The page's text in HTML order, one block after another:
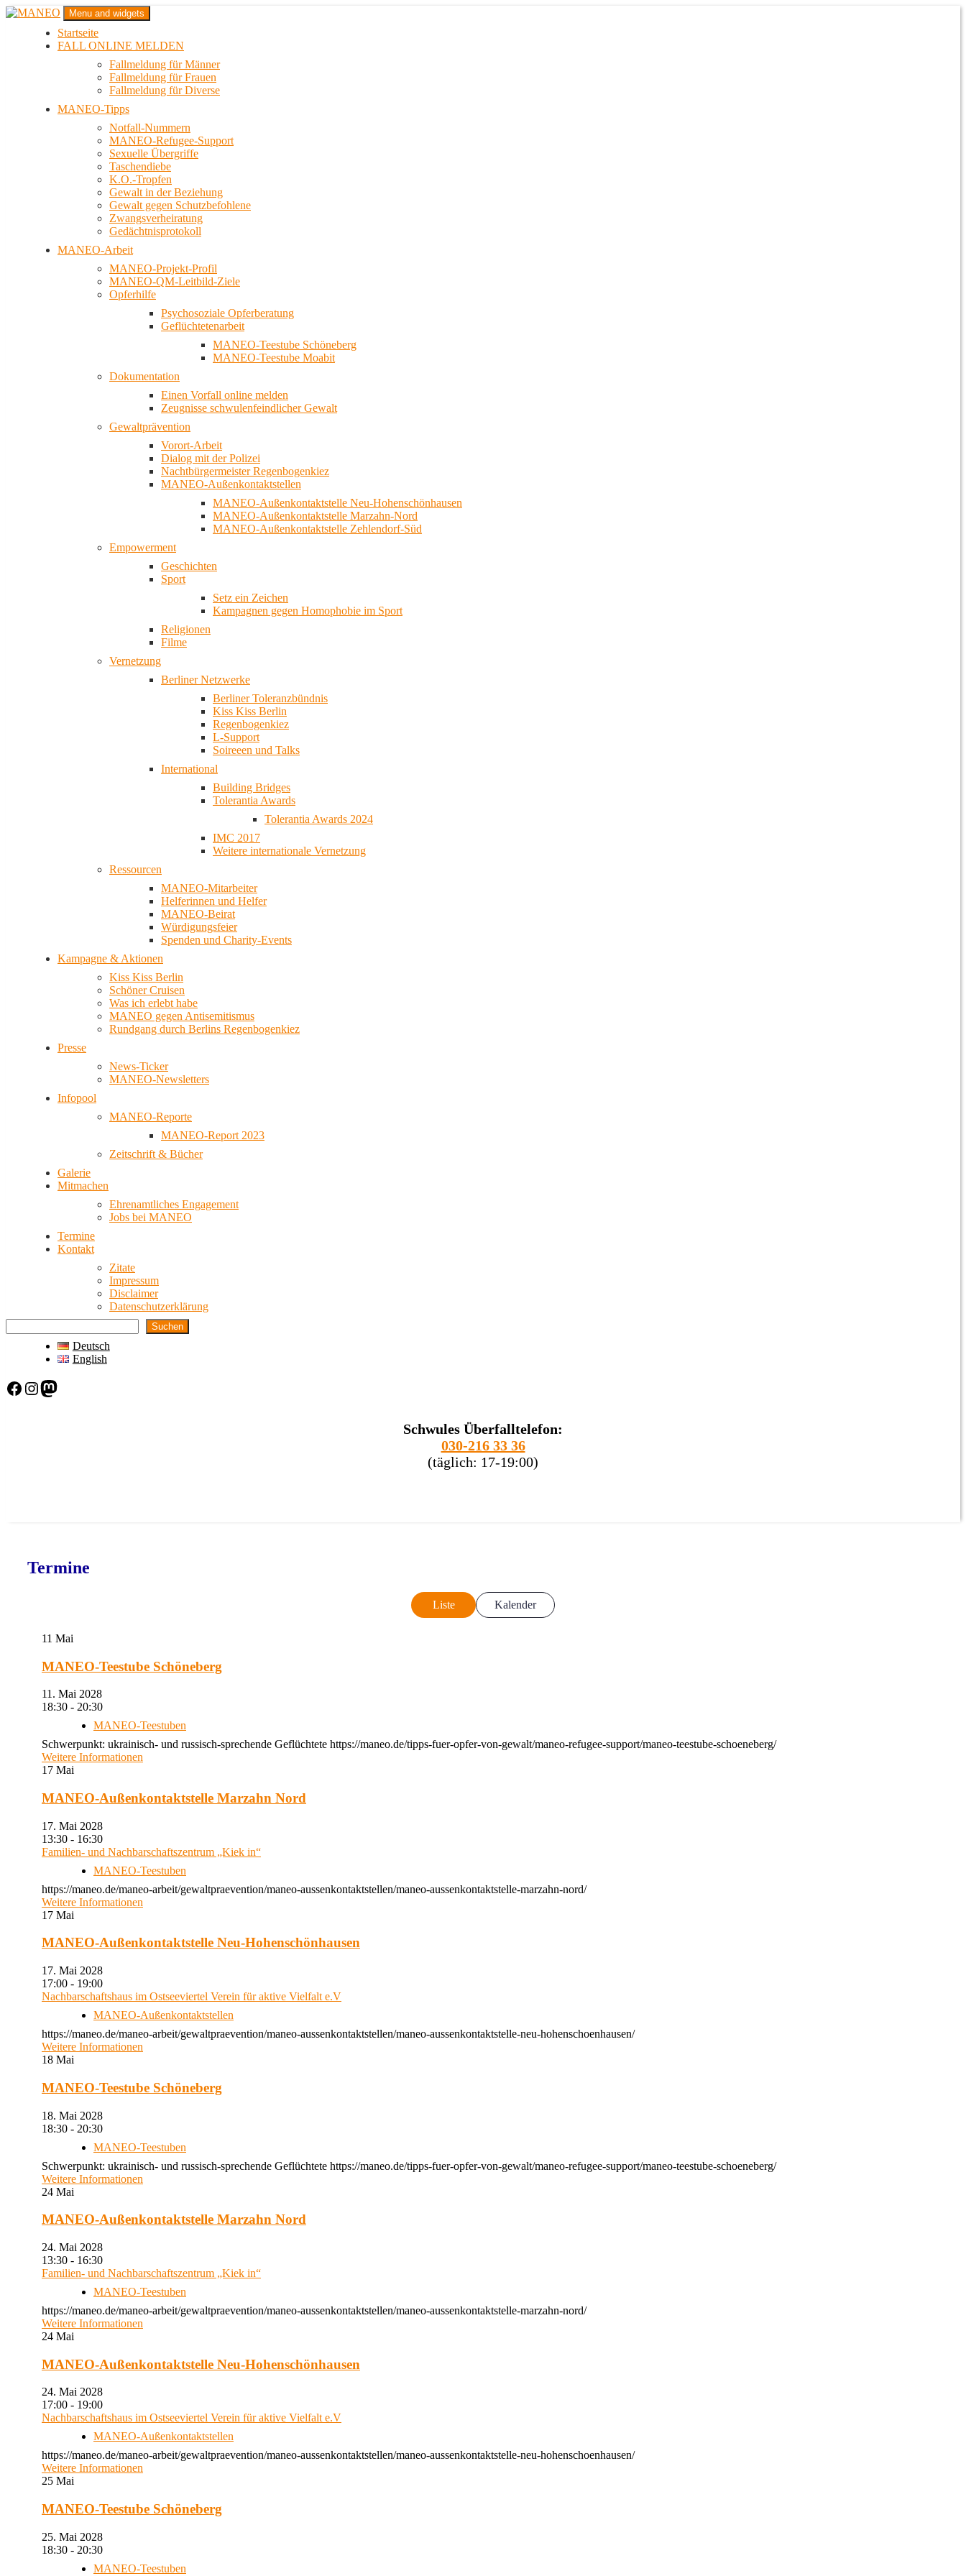
Zum
MANEO
Das schwule Anti-Gewalt-Projekt in Berlin
Menu and widgets
Startseite
FALL ONLINE MELDEN
Fallmeldung für Männer
Fallmeldung für Frauen
Fallmeldung für Diverse
MANEO-Tipps
Notfall-Nummern
MANEO-Refugee-Support
Sexuelle Übergriffe
Taschendiebe
K.O.-Tropfen
Gewalt in der Beziehung
Gewalt gegen Schutzbefohlene
Zwangsverheiratung
Gedächtnisprotokoll
MANEO-Arbeit
MANEO-Projekt-Profil
MANEO-QM-Leitbild-Ziele
Opferhilfe
Psychosoziale Opferberatung
Geflüchtetenarbeit
MANEO-Teestube Schöneberg
MANEO-Teestube Moabit
Dokumentation
Einen Vorfall online melden
Zeugnisse schwulenfeindlicher Gewalt
Gewaltprävention
Vorort-Arbeit
Dialog mit der Polizei
Nachtbürgermeister Regenbogenkiez
MANEO-Außenkontaktstellen
MANEO-Außenkontaktstelle Neu-Hohenschönhausen
MANEO-Außenkontaktstelle Marzahn-Nord
MANEO-Außenkontaktstelle Zehlendorf-Süd
Empowerment
Geschichten
Sport
Setz ein Zeichen
Kampagnen gegen Homophobie im Sport
Religionen
Filme
Vernetzung
Berliner Netzwerke
Berliner Toleranzbündnis
Kiss Kiss Berlin
Regenbogenkiez
L-Support
Soireeen und Talks
International
Building Bridges
Tolerantia Awards
Tolerantia Awards 2024
IMC 2017
Weitere internationale Vernetzung
Ressourcen
MANEO-Mitarbeiter
Helferinnen und Helfer
MANEO-Beirat
Würdigungsfeier
Spenden und Charity-Events
Kampagne & Aktionen
Kiss Kiss Berlin
Schöner Cruisen
Was ich erlebt habe
MANEO gegen Antisemitismus
Rundgang durch Berlins Regenbogenkiez
Presse
News-Ticker
MANEO-Newsletters
Infopool
MANEO-Reporte
MANEO-Report 2023
Zeitschrift & Bücher
Galerie
Mitmachen
Ehrenamtliches Engagement
Jobs bei MANEO
Termine
Kontakt
Zitate
Impressum
Disclaimer
Datenschutzerklärung
Suchen
Deutsch
English
Facebook Instagram Mastodon
Schwules Überfalltelefon:
030-216 33 36
(täglich: 17-19:00)
Termine
Liste Kalender
11 Mai
MANEO-Teestube Schöneberg
11. Mai 2028
18:30 - 20:30
MANEO-Teestuben
Schwerpunkt: ukrainisch- und russisch-sprechende Geflüchtete https://maneo.de/tipps-fuer-opfer-von-gewalt/maneo-refugee-support/maneo-teestube-schoeneberg/
Weitere Informationen
17 Mai
MANEO-Außenkontaktstelle Marzahn Nord
17. Mai 2028
13:30 - 16:30
Familien- und Nachbarschaftszentrum „Kiek in“
MANEO-Teestuben
https://maneo.de/maneo-arbeit/gewaltpraevention/maneo-aussenkontaktstellen/maneo-aussenkontaktstelle-marzahn-nord/
Weitere Informationen
17 Mai
MANEO-Außenkontaktstelle Neu-Hohenschönhausen
17. Mai 2028
17:00 - 19:00
Nachbarschaftshaus im Ostseeviertel Verein für aktive Vielfalt e.V
MANEO-Außenkontaktstellen
https://maneo.de/maneo-arbeit/gewaltpraevention/maneo-aussenkontaktstellen/maneo-aussenkontaktstelle-neu-hohenschoenhausen/
Weitere Informationen
18 Mai
MANEO-Teestube Schöneberg
18. Mai 2028
18:30 - 20:30
MANEO-Teestuben
Schwerpunkt: ukrainisch- und russisch-sprechende Geflüchtete https://maneo.de/tipps-fuer-opfer-von-gewalt/maneo-refugee-support/maneo-teestube-schoeneberg/
Weitere Informationen
24 Mai
MANEO-Außenkontaktstelle Marzahn Nord
24. Mai 2028
13:30 - 16:30
Familien- und Nachbarschaftszentrum „Kiek in“
MANEO-Teestuben
https://maneo.de/maneo-arbeit/gewaltpraevention/maneo-aussenkontaktstellen/maneo-aussenkontaktstelle-marzahn-nord/
Weitere Informationen
24 Mai
MANEO-Außenkontaktstelle Neu-Hohenschönhausen
24. Mai 2028
17:00 - 19:00
Nachbarschaftshaus im Ostseeviertel Verein für aktive Vielfalt e.V
MANEO-Außenkontaktstellen
https://maneo.de/maneo-arbeit/gewaltpraevention/maneo-aussenkontaktstellen/maneo-aussenkontaktstelle-neu-hohenschoenhausen/
Weitere Informationen
25 Mai
MANEO-Teestube Schöneberg
25. Mai 2028
18:30 - 20:30
MANEO-Teestuben